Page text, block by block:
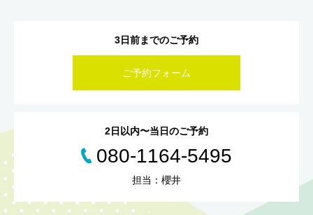
3日前までのご予約
ご予約フォーム
2日以内〜当日のご予約
080-1164-5495
担当：櫻井